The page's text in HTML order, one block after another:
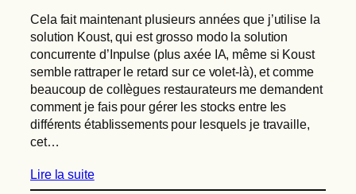
Cela fait maintenant plusieurs années que j’utilise la
solution Koust, qui est grosso modo la solution
concurrente d’Inpulse (plus axée IA, même si Koust
semble rattraper le retard sur ce volet-là), et comme
beaucoup de collègues restaurateurs me demandent
comment je fais pour gérer les stocks entre les
différents établissements pour lesquels je travaille,
cet…
Lire la suite